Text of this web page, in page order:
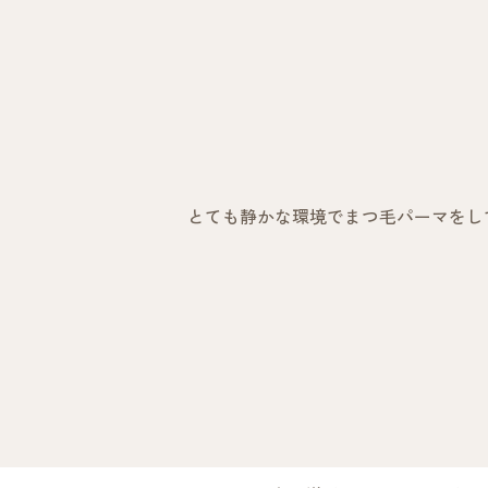
とても静かな環境でまつ毛パーマを